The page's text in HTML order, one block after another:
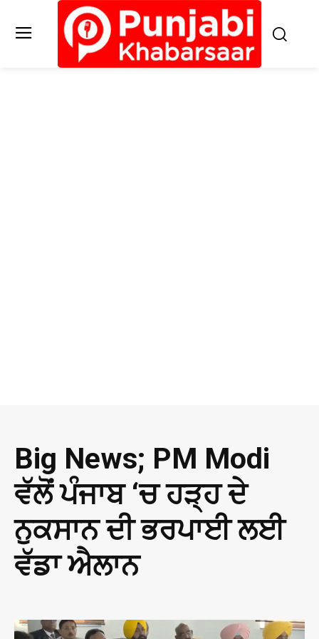
Big News; PM Modi
ਵੱਲੋਂ ਪੰਜਾਬ ‘ਚ ਹੜ੍ਹ ਦੇ
ਨੁਕਸਾਨ ਦੀ ਭਰਪਾਈ ਲਈ
ਵੱਡਾ ਐਲਾਨ